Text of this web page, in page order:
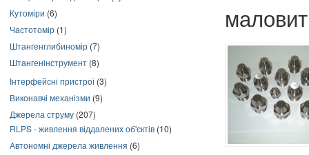
Кутоміри (6)
Частотомір (1)
Штангенглибиномір (7)
Штангенінструмент (8)
Інтерфейсні пристрої(3)
Виконавчі механізми (9)
Джерела струму (207)
RLPS - живлення віддалених об'єктів (10)
Автономні джерела живлення (6)